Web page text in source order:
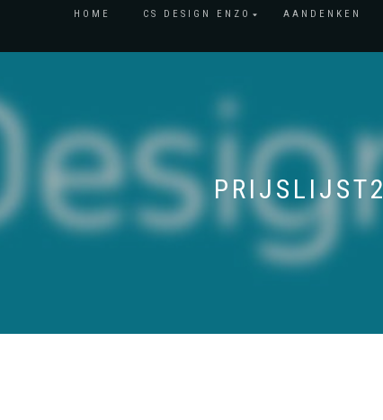
HOME CS DESIGN ENZO AANDENKEN
PRIJSLIJST2